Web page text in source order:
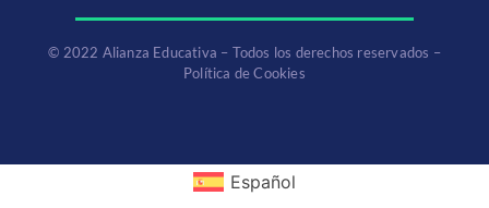
© 2022 Alianza Educativa – Todos los derechos reservados –
Política de Cookies
Español